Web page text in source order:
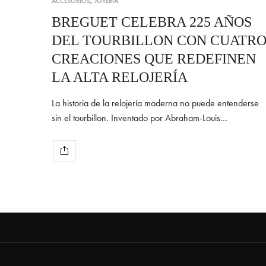
BREGUET CELEBRA 225 AÑOS
DEL TOURBILLON CON CUATRO
CREACIONES QUE REDEFINEN
LA ALTA RELOJERÍA
La historia de la relojería moderna no puede entenderse
sin el tourbillon. Inventado por Abraham-Louis…